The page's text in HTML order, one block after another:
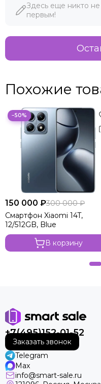
Здесь еще никто не
первым!
Похожие
−50%
150 000 ₽300 000 ₽
Смартфон Xiaomi 14T,
12/512GB, Blue
В корзину
+7(495)152-01-52
Заказать звонок
Telegram
Max
info@smart-sale.ru